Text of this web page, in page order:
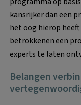
kansrijker dan een
het oog hierop
betrokkenen een
experts te laten
Belangen